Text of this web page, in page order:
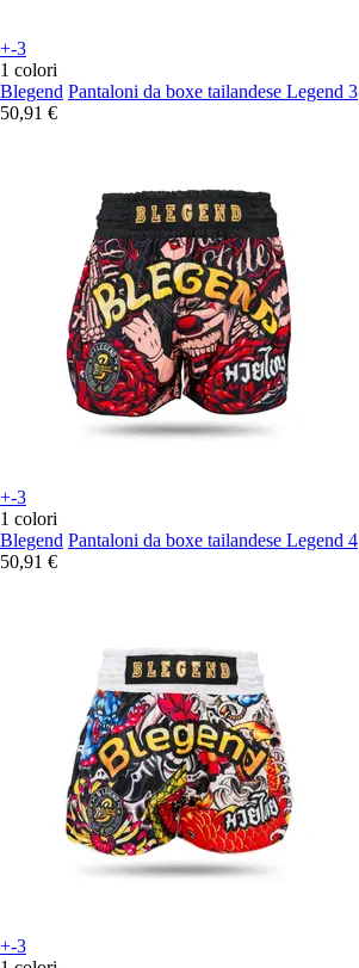
+-3
1 colori
Blegend Pantaloni da boxe tailandese Legend 3
50,91 €
+-3
1 colori
Blegend Pantaloni da boxe tailandese Legend 4
50,91 €
+-3